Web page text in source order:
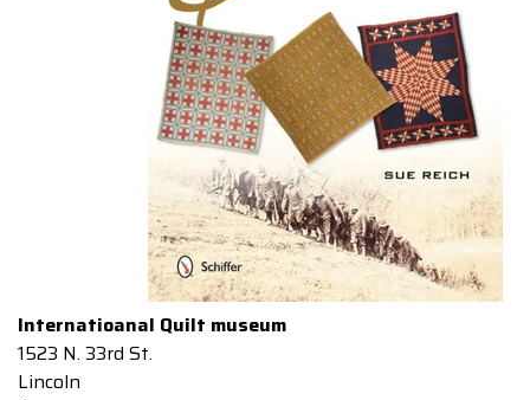
Internatioanal Quilt museum
1523 N. 33rd St.
Lincoln